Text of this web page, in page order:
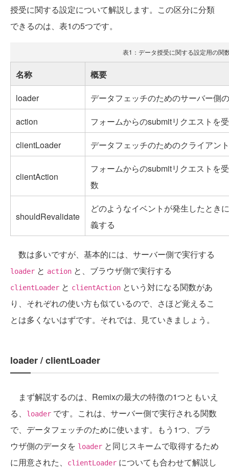
授受に関する設定について解説します。この区分に分類
できるのは、表1の5つです。
表1：データ授受に関する設定用の関
名称
概要
loader
データフェッチのためのサーバー側
action
フォームからのsubmitリクエストを
clientLoader
データフェッチのためのクライアン
clientAction
フォームからのsubmitリクエストを
数
shouldRevalidate
どのようなイベントが発生したとき
義する
数は多いですが、基本的には、サーバー側で実行する
loader と action と、ブラウザ側で実行する
clientLoader と clientAction という対になる関数があ
り、それぞれの使い方も似ているので、さほど覚えるこ
とは多くないはずです。それでは、見ていきましょう。
loader / clientLoader
まず解説するのは、Remixの最大の特徴の1つともいえ
る、
loader です。これは、サーバー側で実行される関数
で、データフェッチのために使います。もう1つ、ブラ
ウザ側のデータを loader と同じスキームで取得するため
に用意された、
clientLoader についても合わせて解説し